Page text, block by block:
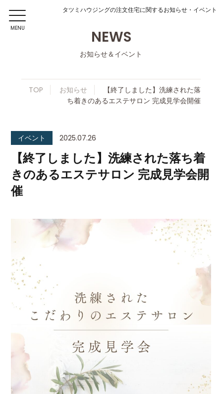
MENU
タツミハウジングの注文住宅に関するお知らせ・イベント
NEWS
お知らせ＆イベント
TOP お知らせ
【終了しました】洗練された落
ち着きのあるエステサロン 完成見学会開催
【終了しました】洗練された落ち着
きのあるエステサロン 完成見学会開
催
イベント 2025.07.26